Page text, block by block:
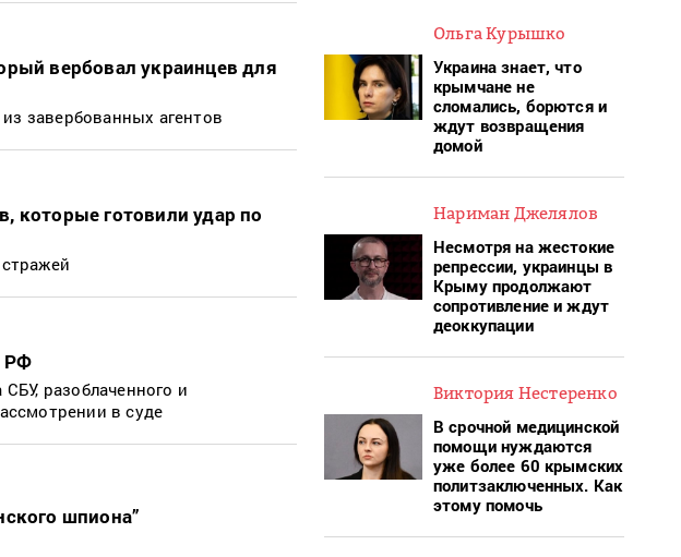
вербовал украинцев для
завербованных агентов
которые готовили удар по
РФ
разоблаченного и
в суде
шпиона”
Ольга Курышко
Украина знает, что
крымчане не
сломались, борются и
ждут возвращения
домой
Нариман Джелялов
Несмотря на жестокие
репрессии, украинцы в
Крыму продолжают
сопротивление и ждут
деоккупации
Виктория Нестеренко
В срочной медицинской
помощи нуждаются
уже более 60 крымских
политзаключенных. Как
этому помочь